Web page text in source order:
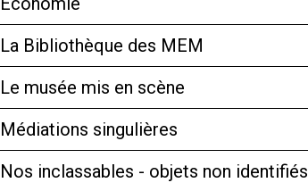
La Bibliothèque des MEM
Le musée mis en scène
Médiations singulières
Nos inclassables - objets non identifiés